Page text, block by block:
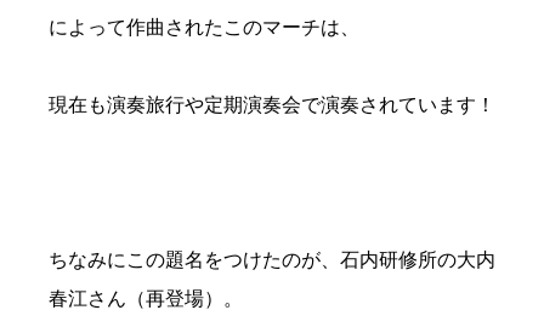
によって作曲されたこのマーチは、
現在も演奏旅行や定期演奏会で演奏されています！
ちなみにこの題名をつけたのが、石内研修所の大内
春江さん（再登場）。